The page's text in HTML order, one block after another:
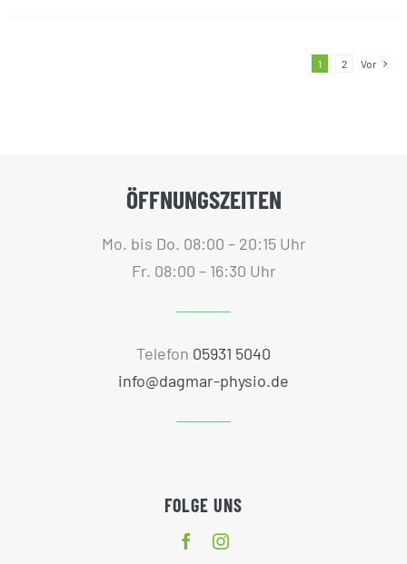
1 2 Vor
ÖFFNUNGSZEITEN
Mo. bis Do. 08:00 – 20:15 Uhr
Fr. 08:00 – 16:30 Uhr
Telefon 05931 5040
info@dagmar-physio.de
FOLGE UNS